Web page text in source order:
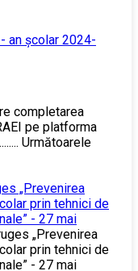
an școlar 2024-
completarea
pe platforma
Următoarele
„Prevenirea
prin tehnici de
- 27 mai